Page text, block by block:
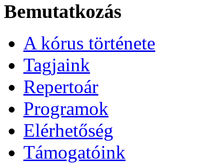
Bemutatkozás
A kórus története
Tagjaink
Repertoár
Programok
Elérhetőség
Támogatóink